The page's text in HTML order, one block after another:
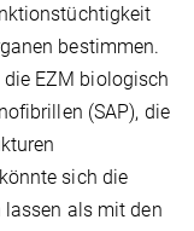
bestimmen.
EZM biologisch
(SAP), die
sich die
als mit den